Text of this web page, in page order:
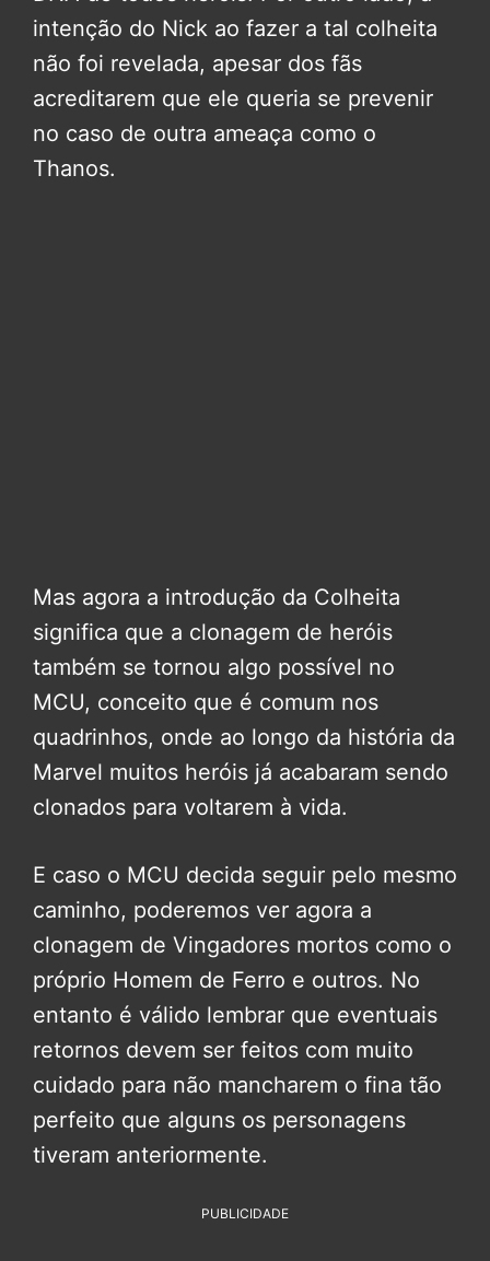
intenção do Nick ao fazer a tal colheita
não foi revelada, apesar dos fãs
acreditarem que ele queria se prevenir
no caso de outra ameaça como o
Thanos.
Mas agora a introdução da Colheita
significa que a clonagem de heróis
também se tornou algo possível no
MCU, conceito que é comum nos
quadrinhos, onde ao longo da história da
Marvel muitos heróis já acabaram sendo
clonados para voltarem à vida.
E caso o MCU decida seguir pelo mesmo
caminho, poderemos ver agora a
clonagem de Vingadores mortos como o
próprio Homem de Ferro e outros. No
entanto é válido lembrar que eventuais
retornos devem ser feitos com muito
cuidado para não mancharem o fina tão
perfeito que alguns os personagens
tiveram anteriormente.
PUBLICIDADE